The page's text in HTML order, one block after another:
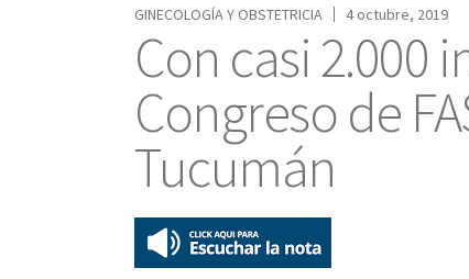
GINECOLOGÍA Y OBSTETRICIA
4 octubre, 2019
Con casi 2.000
Congreso de
Tucumán